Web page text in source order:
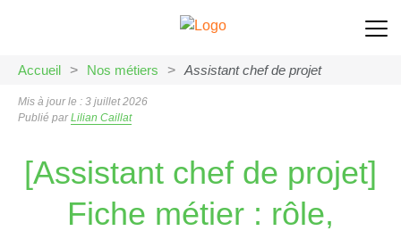
Accueil > Nos métiers > Assistant chef de projet
Mis à jour le : 3 juillet 2026
Publié parLilian Caillat
[Assistant chef de projet]
Fiche métier : rôle,